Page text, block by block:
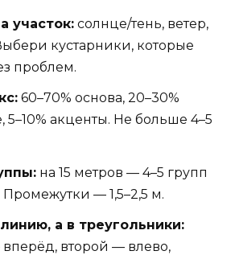
участок: солнце/тень, ветер,
кустарники, которые
проблем.
60–70% основа, 20–30%
акценты. Не больше 4–5
на 15 метров — 4–5 групп
Промежутки — 1,5–2,5 м.
а в треугольники:
второй — влево,